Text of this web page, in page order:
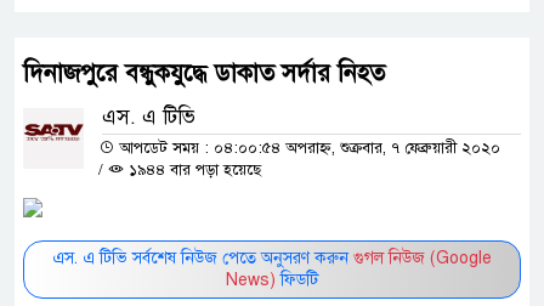
দিনাজপুরে বন্ধুকযুদ্ধে ডাকাত সর্দার নিহত
এস. এ টিভি
আপডেট সময় : ০৪:০০:৫৪ অপরাহ্ন, শুক্রবার, ৭ ফেব্রুয়ারী ২০২০
/
১৯৪৪ বার পড়া হয়েছে
এস. এ টিভি সর্বশেষ নিউজ পেতে অনুসরণ করুন গুগল নিউজ (Google
News) ফিডটি